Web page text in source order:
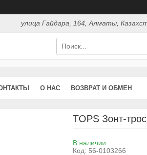
улица Гайдара, 164, Алматы,
О НАС ВОЗВРАТ И ОБМЕН
TOPS Зонт-
В наличии
Код: 56-0103266